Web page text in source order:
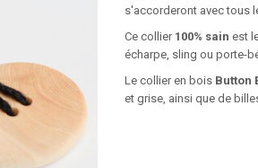
s'accorderont avec tous
Ce collier 100% sain est
écharpe, sling ou porte-
Le collier en bois Button
et grise, ainsi que de